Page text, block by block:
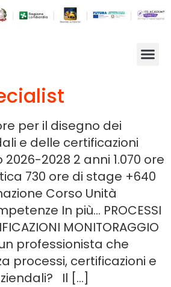
per il disegno dei
e delle certificazioni
2026-2028 2 anni 1.070 ore
730 ore di stage +640
Corso Unità
In più… PROCESSI
MONITORAGGIO
professionista che
processi, certificazioni e
Il […]